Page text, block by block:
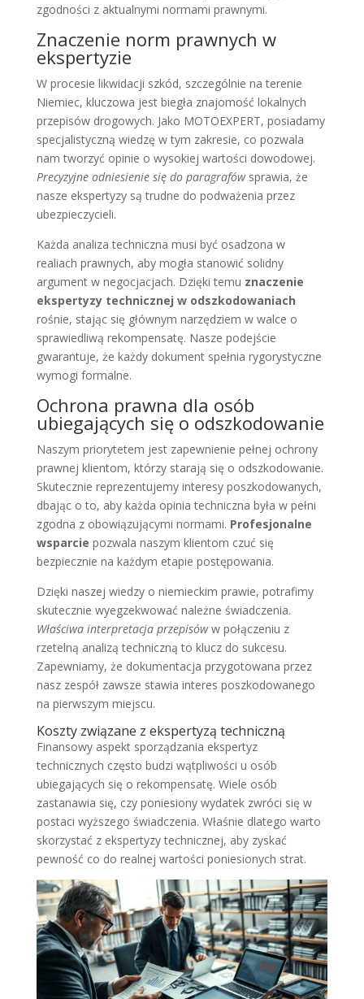
zgodności z aktualnymi normami prawnymi.
Znaczenie norm prawnych w
ekspertyzie
W procesie likwidacji szkód, szczególnie na terenie
Niemiec, kluczowa jest biegła znajomość lokalnych
przepisów drogowych. Jako MOTOEXPERT, posiadamy
specjalistyczną wiedzę w tym zakresie, co pozwala
nam tworzyć opinie o wysokiej wartości dowodowej.
Precyzyjne odniesienie się do paragrafówsprawia, że
nasze ekspertyzy są trudne do podważenia przez
ubezpieczycieli.
Każda analiza techniczna musi być osadzona w
realiach prawnych, aby mogła stanowić solidny
argument w negocjacjach. Dzięki temu znaczenie
ekspertyzy technicznej w odszkodowaniach
rośnie, stając się głównym narzędziem w walce o
sprawiedliwą rekompensatę. Nasze podejście
gwarantuje, że każdy dokument spełnia rygorystyczne
wymogi formalne.
Ochrona prawna dla osób
ubiegających się o odszkodowanie
Naszym priorytetem jest zapewnienie pełnej ochrony
prawnej klientom, którzy starają się o odszkodowanie.
Skutecznie reprezentujemy interesy poszkodowanych,
dbając o to, aby każda opinia techniczna była w pełni
zgodna z obowiązującymi normami. Profesjonalne
wsparcie pozwala naszym klientom czuć się
bezpiecznie na każdym etapie postępowania.
Dzięki naszej wiedzy o niemieckim prawie, potrafimy
skutecznie wyegzekwować należne świadczenia.
Właściwa interpretacja przepisóww połączeniu z
rzetelną analizą techniczną to klucz do sukcesu.
Zapewniamy, że dokumentacja przygotowana przez
nasz zespół zawsze stawia interes poszkodowanego
na pierwszym miejscu.
Koszty związane z ekspertyzą techniczną
Finansowy aspekt sporządzania ekspertyz
technicznych często budzi wątpliwości u osób
ubiegających się o rekompensatę. Wiele osób
zastanawia się, czy poniesiony wydatek zwróci się w
postaci wyższego świadczenia. Właśnie dlatego warto
skorzystać z ekspertyzy technicznej, aby zyskać
pewność co do realnej wartości poniesionych strat.